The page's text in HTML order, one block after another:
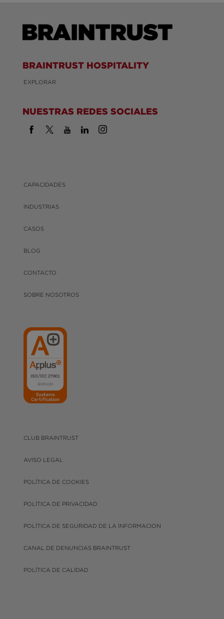
BRAINTRUST HOSPITALITY
EXPLORAR
NUESTRAS REDES SOCIALES
CAPACIDADES
INDUSTRIAS
CASOS
BLOG
CONTACTO
SOBRE NOSOTROS
CLUB BRAINTRUST
AVISO LEGAL
POLÍTICA DE COOKIES
POLÍTICA DE PRIVACIDAD
POLÍTICA DE SEGURIDAD DE LA INFORMACION
CANAL DE DENUNCIAS BRAINTRUST
POLÍTICA DE CALIDAD